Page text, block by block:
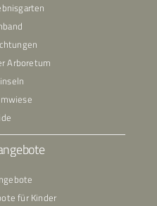
Arboretum
für Kinder